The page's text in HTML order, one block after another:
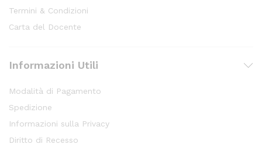
Termini & Condizioni
Carta del Docente
Informazioni Utili
Modalità di Pagamento
Spedizione
Informazioni sulla Privacy
Diritto di Recesso